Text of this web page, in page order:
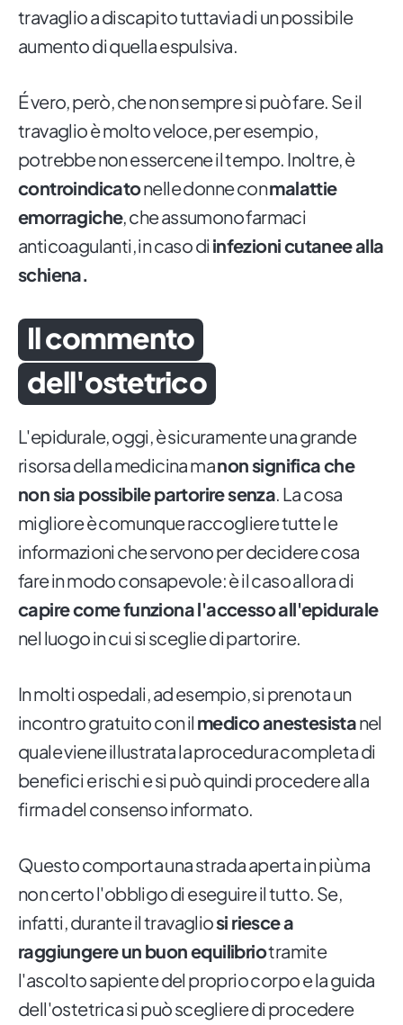
travaglio a discapito tuttavia di un possibile
aumento di quella espulsiva.
É vero, però, che non sempre si può fare. Se il
travaglio è molto veloce, per esempio,
potrebbe non essercene il tempo. Inoltre, è
controindicatonelle donne conmalattie
emorragiche, che assumono farmaci
anticoagulanti, in caso di infezioni cutanee alla
schiena.
Il commento
dell'ostetrico
L'epidurale, oggi, è sicuramente una grande
risorsa della medicina manon significa che
non sia possibile partorire senza. La cosa
migliore è comunque raccogliere tutte le
informazioni che servono per decidere cosa
fare in modo consapevole: è il caso allora di
capire come funziona l'accesso all'epidurale
nel luogo in cui si sceglie di partorire.
In molti ospedali, ad esempio, si prenota un
incontro gratuito con il medico anestesistanel
quale viene illustrata la procedura completa di
benefici e rischi e si può quindi procedere alla
firma del consenso informato.
Questo comporta una strada aperta in più ma
non certo l'obbligo di eseguire il tutto. Se,
infatti, durante il travagliosi riesce a
raggiungere un buon equilibriotramite
l'ascolto sapiente del proprio corpo e la guida
dell'ostetrica si può scegliere di procedere